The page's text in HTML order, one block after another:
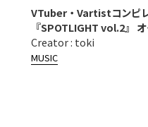
VTuber・Vartistコンピ
『SPOTLIGHT vol.2』
Creator : toki
MUSIC